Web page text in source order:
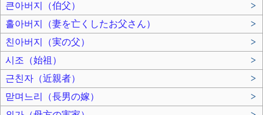
큰아버지（伯父）
>
홀아버지（妻を亡くしたお父さん）
>
친아버지（実の父）
>
시조（始祖）
>
근친자（近親者）
>
맏며느리（長男の嫁）
>